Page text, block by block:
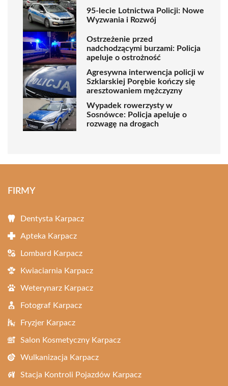
95-lecie Lotnictwa Policji: Nowe
Wyzwania i Rozwój
Ostrzeżenie przed
nadchodzącymi burzami: Policja
apeluje o ostrożność
Agresywna interwencja policji w
Szklarskiej Porębie kończy się
aresztowaniem mężczyzny
Wypadek rowerzysty w
Sosnówce: Policja apeluje o
rozwagę na drogach
FIRMY
Dentysta Karpacz
Apteka Karpacz
Lombard Karpacz
Kwiaciarnia Karpacz
Weterynarz Karpacz
Fotograf Karpacz
Fryzjer Karpacz
Salon Kosmetyczny Karpacz
Wulkanizacja Karpacz
Stacja Kontroli Pojazdów Karpacz